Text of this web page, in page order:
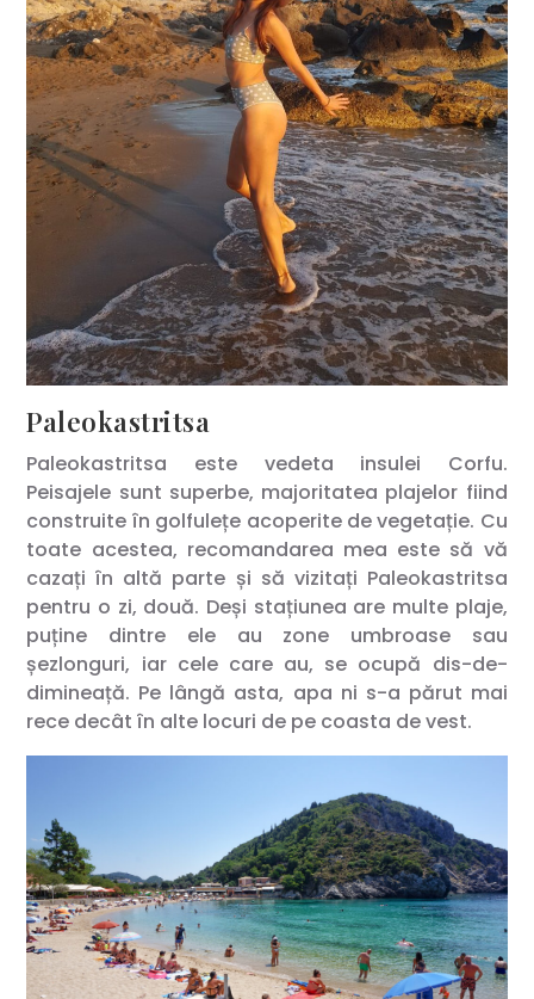
Paleokastritsa
Paleokastritsa este vedeta insulei Corfu.
Peisajele sunt superbe, majoritatea plajelor fiind
construite în golfulețe acoperite de vegetație. Cu
toate acestea, recomandarea mea este să vă
cazați în altă parte și să vizitați Paleokastritsa
pentru o zi, două. Deși stațiunea are multe plaje,
puține dintre ele au zone umbroase sau
șezlonguri, iar cele care au, se ocupă dis-de-
dimineață. Pe lângă asta, apa ni s-a părut mai
rece decât în alte locuri de pe coasta de vest.